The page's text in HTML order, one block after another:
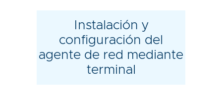
Instalación y
configuración del
agente de red mediante
terminal